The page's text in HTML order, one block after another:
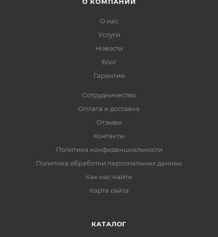
О нас
Услуги
Новости
Блог
Гарантии
Сотрудничество
Оплата и доставка
Отзывы
Контакты
Политика конфиденциальности
Политика обработки персональных данных
Как нас найти
Карта сайта
КАТАЛОГ